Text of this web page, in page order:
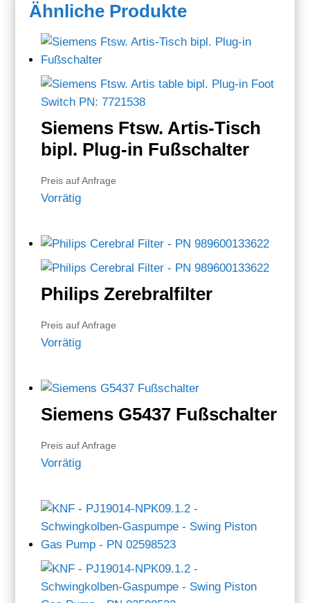
Ähnliche Produkte
Siemens Ftsw. Artis-Tisch
bipl. Plug-in Fußschalter
Preis auf Anfrage
Vorrätig
Philips Zerebralfilter
Preis auf Anfrage
Vorrätig
Siemens G5437 Fußschalter
Preis auf Anfrage
Vorrätig